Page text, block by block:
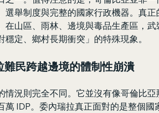
選舉制度與完整的國家行政機器。真
在山區、雨林、邊境與毒品生產區，
穩定、鄉村長期衝突」的特殊現象。
難民跨越邊境的體制性崩潰
情況則完全不同。它並沒有像哥倫比
萬 IDP。委內瑞拉真正面對的是整個